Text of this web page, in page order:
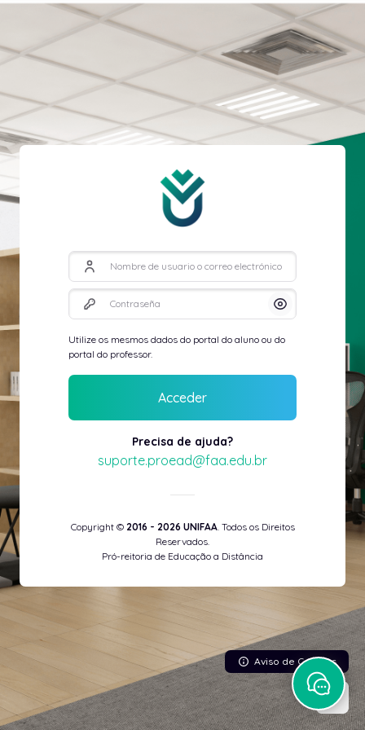
Salta al contenido principal
Nombre de usuario o correo electrónico
Contraseña
Mostrar/
Utilize os mesmos dados do portal do aluno ou do
portal do professor.
Acceder
Precisa de ajuda?
suporte.proead@faa.edu.br
Copyright © 2016 - 2026 UNIFAA. Todos os Direitos
Reservados.
Pró-reitoria de Educação a Distância
Aviso de Cookies